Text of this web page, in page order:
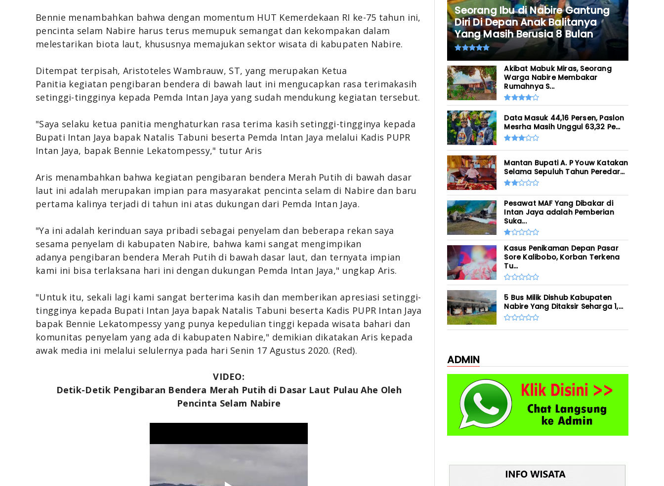
Bennie menambahkan bahwa dengan momentum HUT Kemerdekaan RI ke-75 tahun ini,
pencinta selam Nabire harus terus memupuk semangat dan kekompakan dalam
melestarikan biota laut, khususnya memajukan sektor wisata di kabupaten Nabire.
Ditempat terpisah, Aristoteles Wambrauw, ST, yang merupakan Ketua
Panitia kegiatan pengibaran bendera di bawah laut ini mengucapkan rasa terimakasih
setinggi-tingginya kepada Pemda Intan Jaya yang sudah mendukung kegiatan tersebut.
"Saya selaku ketua panitia menghaturkan rasa terima kasih setinggi-tingginya kepada
Bupati Intan Jaya bapak Natalis Tabuni beserta Pemda Intan Jaya melalui Kadis PUPR
Intan Jaya, bapak Bennie Lekatompessy," tutur Aris
Aris menambahkan bahwa kegiatan pengibaran bendera Merah Putih di bawah dasar
laut ini adalah merupakan impian para masyarakat pencinta selam di Nabire dan baru
pertama kalinya terjadi di tahun ini atas dukungan dari Pemda Intan Jaya.
"Ya ini adalah kerinduan saya pribadi sebagai penyelam dan beberapa rekan saya
sesama penyelam di kabupaten Nabire, bahwa kami sangat mengimpikan
adanya pengibaran bendera Merah Putih di bawah dasar laut, dan ternyata impian
kami ini bisa terlaksana hari ini dengan dukungan Pemda Intan Jaya," ungkap Aris.
"Untuk itu, sekali lagi kami sangat berterima kasih dan memberikan apresiasi setinggi-
tingginya kepada Bupati Intan Jaya bapak Natalis Tabuni beserta Kadis PUPR Intan Jaya
bapak Bennie Lekatompessy yang punya kepedulian tinggi kepada wisata bahari dan
komunitas penyelam yang ada di kabupaten Nabire," demikian dikatakan Aris kepada
awak media ini melalui selulernya pada hari Senin 17 Agustus 2020. (Red).
VIDEO:
Detik-Detik Pengibaran Bendera Merah Putih di Dasar Laut Pulau Ahe Oleh
Pencinta Selam Nabire
Seorang Ibu di Nabire Gantung
Diri Di Depan Anak Balitanya
Yang Masih Berusia 8 Bulan
Akibat Mabuk Miras, Seorang
Warga Nabire Membakar
Rumahnya S...
Data Masuk 44,16 Persen, Paslon
Mesrha Masih Unggul 63,32 Pe...
Mantan Bupati A. P Youw Katakan
Selama Sepuluh Tahun Peredar...
Pesawat MAF Yang Dibakar di
Intan Jaya adalah Pemberian
Suka...
Kasus Penikaman Depan Pasar
Sore Kalibobo, Korban Terkena
Tu...
5 Bus Milik Dishub Kabupaten
Nabire Yang Ditaksir Seharga 1,...
ADMIN